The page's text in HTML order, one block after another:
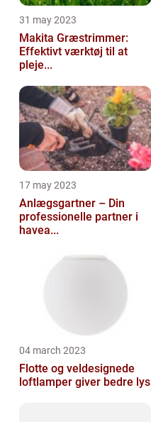
31 may 2023
Makita Græstrimmer:
Effektivt værktøj til at
pleje...
17 may 2023
Anlægsgartner – Din
professionelle partner i
havea...
04 march 2023
Flotte og veldesignede
loftlamper giver bedre lys